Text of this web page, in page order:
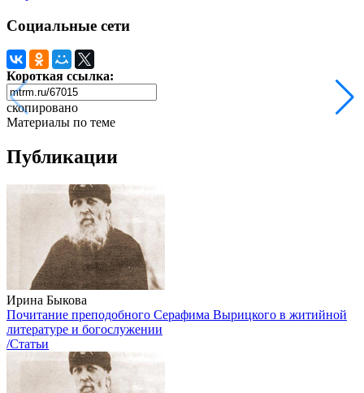
Социальные сети
Короткая ссылка:
скопировано
Материалы по теме
Публикации
Ирина Быкова
Почитание преподобного Серафима Вырицкого в житийной
литературе и богослужении
/Статьи